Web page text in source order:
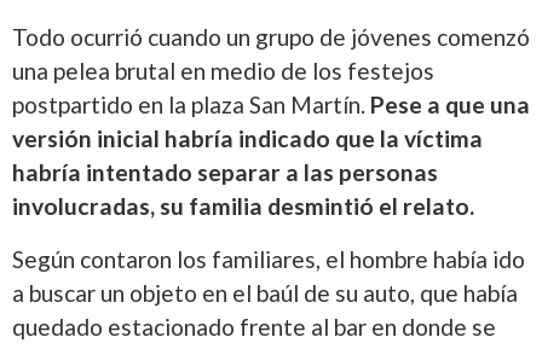
Todo ocurrió cuando un grupo de jóvenes comenzó
una pelea brutal en medio de los festejos
postpartido en la plaza San Martín. Pese a que una
versión inicial habría indicado que la víctima
habría intentado separar a las personas
involucradas, su familia desmintió el relato.
Según contaron los familiares, el hombre había ido
a buscar un objeto en el baúl de su auto, que había
quedado estacionado frente al bar en donde se